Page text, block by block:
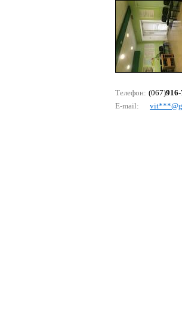
Телефон: (067)
E-mail: